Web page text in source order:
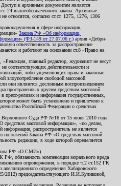
к архивным документам является
24 вышеобозначенного закона. Архивные
относятся, согласно ст.ст. 1275, 1276, 1306
в сфере информации,
Закона РФ «Об информации,
(ФЗ-149 от 27.07.06 г.) архив «Дебри-
ответственность за распространение
и работают на основании ст.8 «Право на
главный редактор, журналист не несут
не соответствующих действительности и
либо ущемляющих права и законные
злоупотребление свободой массовой
они являются дословным воспроизведением
другим средством массовой
релизах и информация государственных,
может быть установлено и привлечено к
Российской Федерации о средствах
Верховного Суда РФ №16 от 15 июня 2010 года
массовой информации», «по делам,
распространитель не является
положений Закона РФ «О средствах массовой
редакции, в ходе которой определяется
РФ «О СМИ»).
обязанность компенсации морального вреда
опровержения, в порядке ч.2 ст.152 ГК
определения Хабаровского
2012) председательствующего И.И.Куликовой,